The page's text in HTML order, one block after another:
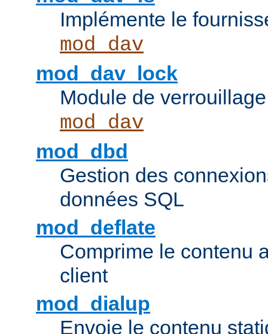
Implémente le
mod_dav
mod_dav_lock
Module de
mod_dav
mod_dbd
Gestion des
données SQL
mod_deflate
Comprime le contenu
client
mod_dialup
Envoie le contenu